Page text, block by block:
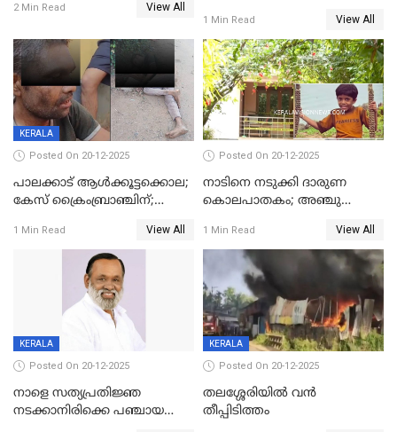
ഊർജ്ജിതമാക്കിമാക്കി
2 Min Read View All
മുഖ്യാതിഥിയായി
മോഹൻലാൽ
1 Min Read View All
KERALA
Posted On 20-12-2025
പാലക്കാട് ആൾക്കൂട്ടക്കൊല;
കേസ് ക്രൈംബ്രാഞ്ചിന്;
അന്വേഷിക്കും
1 Min Read View All
Posted On 20-12-2025
നാടിനെ നടുക്കി ദാരുണ
കൊലപാതകം; അഞ്ചു
കഴുത്തുഞെരിച്ച് കൊന്നു
1 Min Read View All
KERALA
Posted On 20-12-2025
നാളെ സത്യപ്രതിജ്ഞ
നടക്കാനിരിക്കെ പഞ്ചായത്ത്
KERALA
Posted On 20-12-2025
തലശ്ശേരിയിൽ വൻ
തീപ്പിടിത്തം